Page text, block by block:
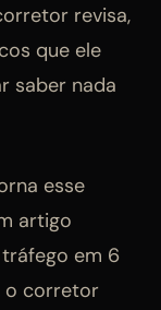
revisa,
que ele
saber nada
esse
artigo
em 6
o corretor